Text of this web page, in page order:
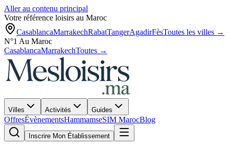
Aller au contenu principal
Votre référence loisirs au Maroc
CasablancaMarrakechRabatTangerAgadirFèsToutes les villes →
N°1 Au Maroc
CasablancaMarrakechToutes →
Villes Activités Guides
OffresÉvènementsHammamseSIM MarocBlog
Inscrire Mon Établissement